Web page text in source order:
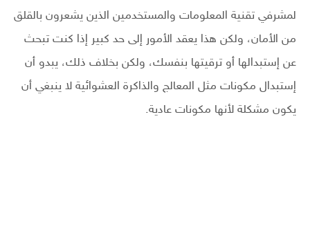
لمشرفي تقنية المعلومات والمستخدمين الذين يشعرون بالقلق
من الأمان، ولكن هذا يعقد الأمور إلى حد كبير إذا كنت تبحث
عن إستبدالها أو ترقيتها بنفسك، ولكن بخلاف ذلك، يبدو أن
إستبدال مكونات مثل المعالج والذاكرة العشوائية لا ينبغي أن
يكون مشكلة لأنها مكونات عادية.